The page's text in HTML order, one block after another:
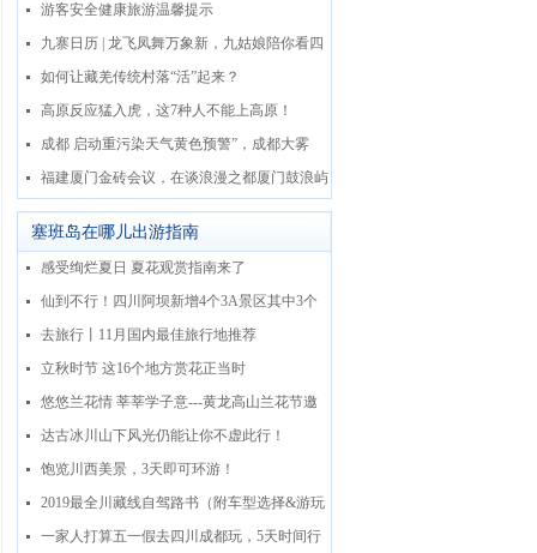
游客安全健康旅游温馨提示
九寨日历 | 龙飞凤舞万象新，九姑娘陪你看四
季
如何让藏羌传统村落“活”起来？
高原反应猛入虎，这7种人不能上高原！
成都 启动重污染天气黄色预警”，成都大雾
天，到成都旅游需注意事项
福建厦门金砖会议，在谈浪漫之都厦门鼓浪屿
塞班岛在哪儿出游指南
感受绚烂夏日 夏花观赏指南来了
仙到不行！四川阿坝新增4个3A景区其中3个
在九寨沟县
去旅行丨11月国内最佳旅行地推荐
立秋时节 这16个地方赏花正当时
悠悠兰花情 莘莘学子意---黄龙高山兰花节邀
您来“解压”
达古冰川山下风光仍能让你不虚此行！
饱览川西美景，3天即可环游！
2019最全川藏线自驾路书（附车型选择&游玩
攻略）
一家人打算五一假去四川成都玩，5天时间行